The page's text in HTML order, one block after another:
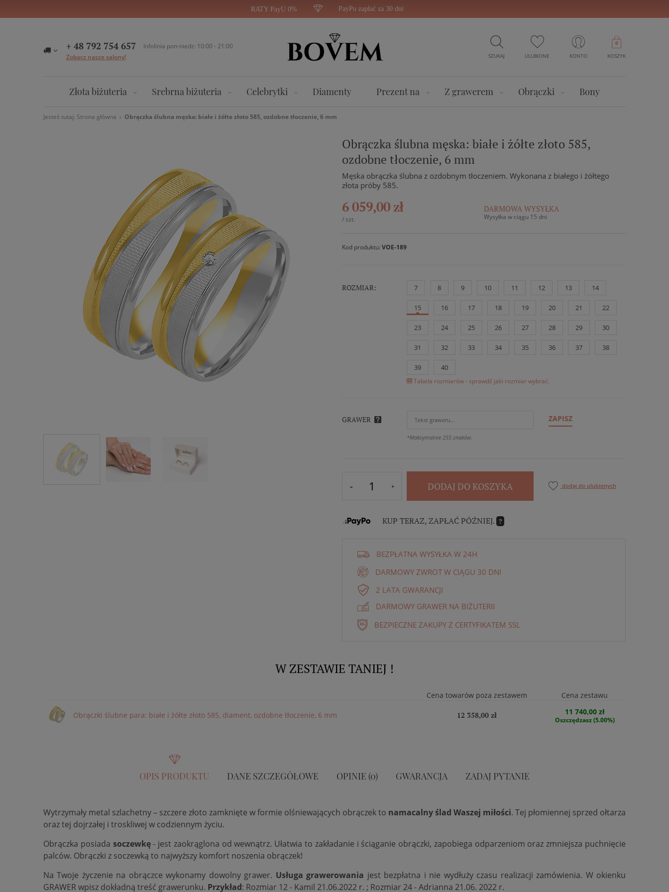
RATY PayU 0% PayPo zapłać za 30 dni
+ 48 792 754 657
Infolinia pon-niedz: 10:00 - 21:00
Zobacz nasze salony!
SZUKAJ ULUBIONE KONTO KOSZYK
0
Złota biżuteria Srebrna biżuteria Celebrytki Diamenty Prezent na Z grawerem Obrączki Bony
Jesteś tutaj: Strona główna Obrączka ślubna męska: białe i żółte złoto 585, ozdobne tłoczenie, 6 mm
Obrączka ślubna męska: białe i żółte złoto 585,
ozdobne tłoczenie, 6 mm
Męska obrączka ślubna z ozdobnym tłoczeniem. Wykonana z białego i żółtego
złota próby 585.
6 059,00 zł
/ szt.
DARMOWA WYSYŁKA
Wysyłka w ciągu 15 dni
Kod produktu: VOE-189
ROZMIAR: 7 8 9 10 11 12 13 14
15 16 17 18 19 20 21 22
23 24 25 26 27 28 29 30
31 32 33 34 35 36 37 38
39 40
Tabela rozmiarów - sprawdź jaki rozmiar wybrać.
GRAWER ZAPISZ
*Maksymalnie 255 znaków.
DODAJ DO KOSZYKA dodaj do ulubionych
KUP TERAZ, ZAPŁAĆ PÓŹNIEJ. ?
BEZPŁATNA WYSYŁKA W 24H
DARMOWY ZWROT W CIĄGU 30 DNI
2 LATA GWARANCJI
DARMOWY GRAWER NA BIŻUTERII
BEZPIECZNE ZAKUPY Z CERTYFIKATEM SSL
W ZESTAWIE TANIEJ !
Cena towarów poza zestawem Cena zestawu
Obrączki ślubne para: białe i żółte złoto 585, diament, ozdobne tłoczenie, 6 mm 12 358,00 zł 11 740,00 zł
Oszczędzasz (5.00%)
OPIS PRODUKTU DANE SZCZEGÓŁOWE OPINIE (0) GWARANCJA ZADAJ PYTANIE
Wytrzymały metal szlachetny – szczere złoto zamknięte w formie olśniewających obrączek to namacalny ślad Waszej miłości. Tej płomiennej sprzed ołtarza
oraz tej dojrzałej i troskliwej w codziennym życiu.
Obrączka posiada soczewkę- jest zaokrąglona od wewnątrz. Ułatwia to zakładanie i ściąganie obrączki, zapobiega odparzeniom oraz zmniejsza puchnięcie
palców. Obrączki z soczewką to najwyższy komfort noszenia obrączek!
Na Twoje życzenie na obrączce wykonamy dowolny grawer. Usługa grawerowania jest bezpłatna i nie wydłuży czasu realizacji zamówienia. W okienku
GRAWER wpisz dokładną treść grawerunku. Przykład: Rozmiar 12 - Kamil 21.06.2022 r. ; Rozmiar 24 - Adrianna 21.06. 2022 r.